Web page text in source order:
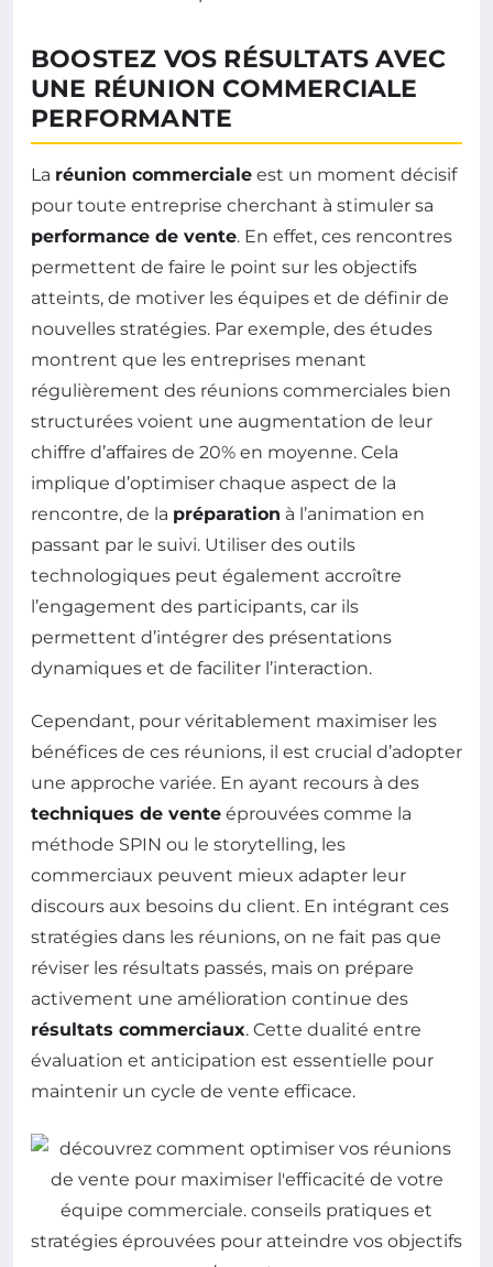
BOOSTEZ VOS RÉSULTATS AVEC
UNE RÉUNION COMMERCIALE
PERFORMANTE
La réunion commerciale est un moment décisif
pour toute entreprise cherchant à stimuler sa
performance de vente. En effet, ces rencontres
permettent de faire le point sur les objectifs
atteints, de motiver les équipes et de définir de
nouvelles stratégies. Par exemple, des études
montrent que les entreprises menant
régulièrement des réunions commerciales bien
structurées voient une augmentation de leur
chiffre d’affaires de 20% en moyenne. Cela
implique d’optimiser chaque aspect de la
rencontre, de la préparation à l’animation en
passant par le suivi. Utiliser des outils
technologiques peut également accroître
l’engagement des participants, car ils
permettent d’intégrer des présentations
dynamiques et de faciliter l’interaction.
Cependant, pour véritablement maximiser les
bénéfices de ces réunions, il est crucial d’adopter
une approche variée. En ayant recours à des
techniques de vente éprouvées comme la
méthode SPIN ou le storytelling, les
commerciaux peuvent mieux adapter leur
discours aux besoins du client. En intégrant ces
stratégies dans les réunions, on ne fait pas que
réviser les résultats passés, mais on prépare
activement une amélioration continue des
résultats commerciaux. Cette dualité entre
évaluation et anticipation est essentielle pour
maintenir un cycle de vente efficace.